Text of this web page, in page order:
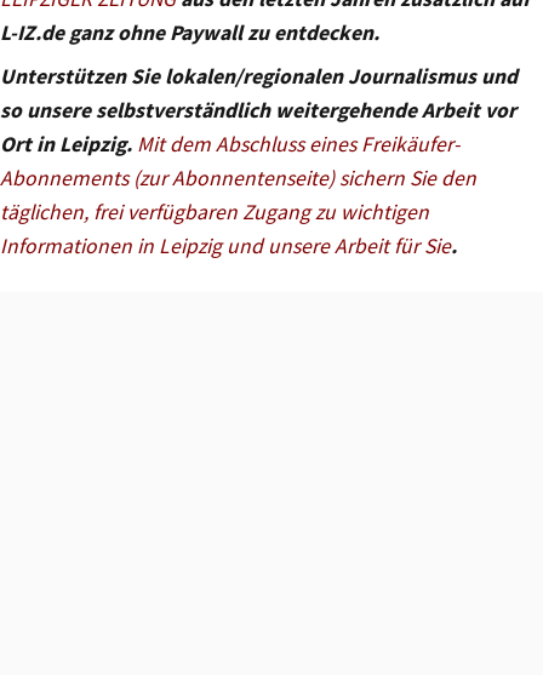
L-IZ.de ganz ohne Paywall zu entdecken.
Unterstützen Sie lokalen/regionalen Journalismus und
so unsere selbstverständlich weitergehende Arbeit vor
Ort in Leipzig. Mit dem Abschluss eines Freikäufer-
Abonnements (zur Abonnentenseite) sichern Sie den
täglichen, frei verfügbaren Zugang zu wichtigen
Informationen in Leipzig und unsere Arbeit für Sie.